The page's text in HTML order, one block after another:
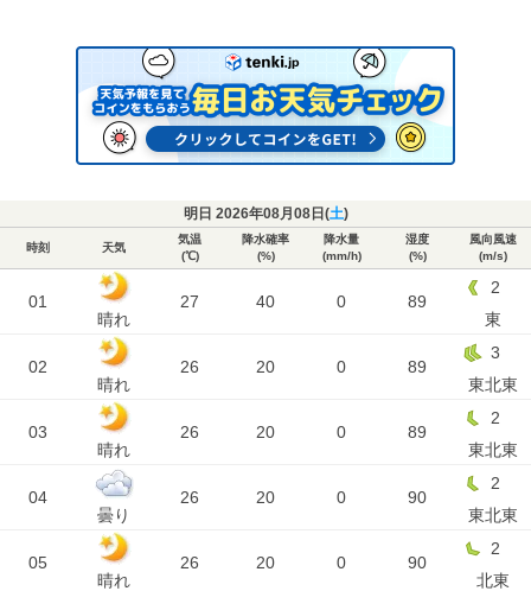
明日 2026年08月08日(土)
時刻 天気
気温
(℃)
降水確率
(%)
降水量
(mm/h)
湿度
(%)
風向風速
(m/s)
01
晴れ
27 40 0 89
2
東
02
晴れ
26 20 0 89
3
東北東
03
晴れ
26 20 0 89
2
東北東
04
曇り
26 20 0 90
2
東北東
05
晴れ
26 20 0 90
2
北東